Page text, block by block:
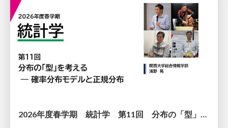
2026年度春学期 統計学 第11回 分布の「型」を考える － 確率分布モデルと正規分布 (2026. 6. 11)